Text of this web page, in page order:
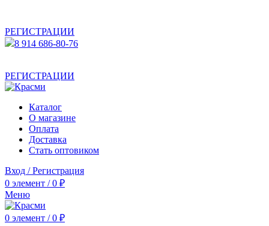
РЕГИСТРАЦИИ
8 914 686-80-76
РЕГИСТРАЦИИ
Каталог
О магазине
Оплата
Доставка
Стать оптовиком
Вход / Регистрация
0 элемент / 0 ₽
Меню
0 элемент / 0 ₽